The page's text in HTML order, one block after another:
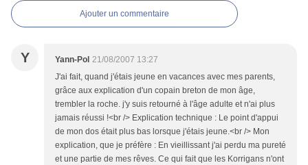
Ajouter un commentaire
Y Yann-Pol 21/08/2007 13:27
J'ai fait, quand j'étais jeune en vacances avec mes parents,
grâce aux explication d'un copain breton de mon âge,
trembler la roche. j'y suis retourné à l'âge adulte et n'ai plus
jamais réussi !<br /> Explication technique : Le point d'appui
de mon dos était plus bas lorsque j'étais jeune.<br /> Mon
explication, que je préfère : En vieillissant j'ai perdu ma pureté
et une partie de mes rêves. Ce qui fait que les Korrigans n'ont